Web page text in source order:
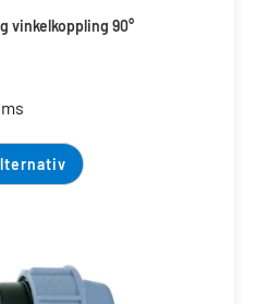
vinkelkoppling 90°